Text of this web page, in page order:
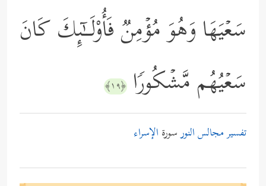
سَعۡیَهَا وَهُوَ مُؤۡمِنࣱ فَأُوْلَــٰۤىِٕكَ كَانَ
سَعۡیُهُم مَّشۡكُورࣰا ﴿١٩﴾
تفسير مجالس النورسورة الإسراء